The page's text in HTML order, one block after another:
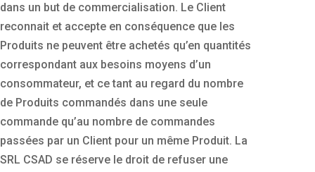
dans un but de commercialisation. Le Client
reconnait et accepte en conséquence que les
Produits ne peuvent être achetés qu’en quantités
correspondant aux besoins moyens d’un
consommateur, et ce tant au regard du nombre
de Produits commandés dans une seule
commande qu’au nombre de commandes
passées par un Client pour un même Produit. La
SRL CSAD se réserve le droit de refuser une